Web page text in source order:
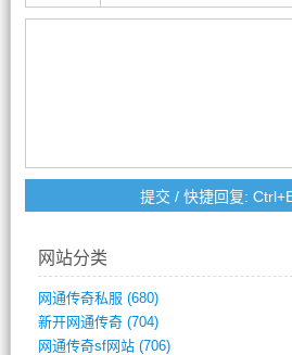
网站分类
网通传奇私服 (680)
新开网通传奇(704)
网通传奇sf网站(706)